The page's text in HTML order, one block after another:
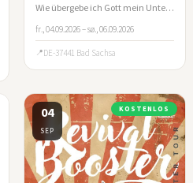
Wie übergebe ich Gott mein Unternehmen?
fr., 04.09.2026 – sø., 06.09.2026
DE-37441 Bad Sachsa
04
SEP
KOSTENLOS